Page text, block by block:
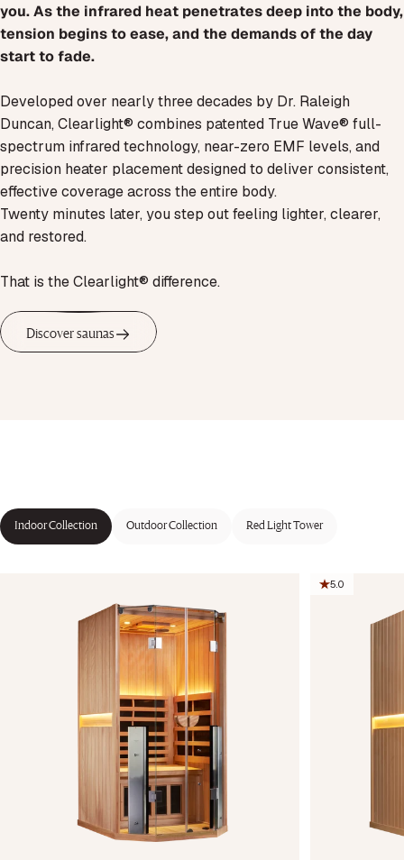
you. As the infrared heat penetrates deep into the body,
tension begins to ease, and the demands of the day
start to fade.
Developed over nearly three decades by Dr. Raleigh
Duncan, Clearlight® combines patented True Wave® full-
spectrum infrared technology, near-zero EMF levels, and
precision heater placement designed to deliver consistent,
effective coverage across the entire body.
Twenty minutes later, you step out feeling lighter, clearer,
and restored.
That is the Clearlight® difference.
Discover saunas
Indoor Collection Outdoor Collection Red Light Tower
5.0